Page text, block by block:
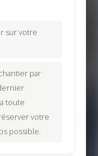
sur votre
par
toute
votre
possible.